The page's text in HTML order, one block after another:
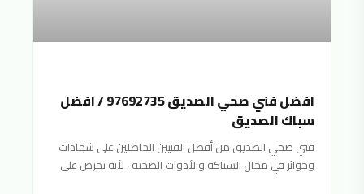
افضل فني صحي الصديق 97692735 / افضل
سباك الصديق
فني صحي الصديق من أفضل الفنيين الحاصلين على شهادات
وجوائز في مجال السباكة والأدوات الصحية ، لأنه يحرص على